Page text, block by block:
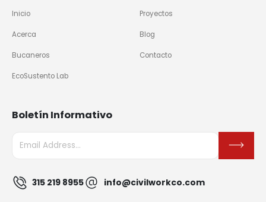
Inicio
Acerca
Bucaneros
EcoSustento Lab
Proyectos
Blog
Contacto
Boletín Informativo
315 219 8955 info@civilworkco.com
Nuestro equipo de atención al